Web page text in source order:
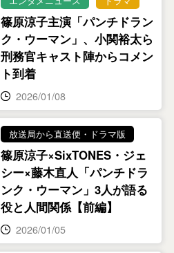
篠原涼子主演「パンチドラン
ク・ウーマン」、小関裕太ら
刑務官キャスト陣からコメン
ト到着
2026/01/08
放送局から直送便・ドラマ版
篠原涼子×SixTONES・ジェ
シー×藤木直人「パンチドラ
ンク・ウーマン」3人が語る
役と人間関係【前編】
2026/01/05